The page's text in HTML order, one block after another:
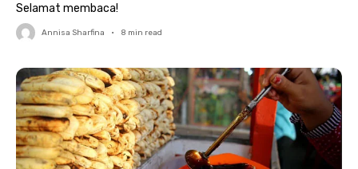
Selamat membaca!
Annisa Sharfina • 8 min read